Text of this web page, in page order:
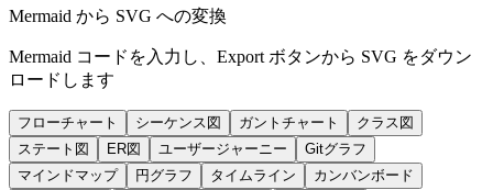
Mermaid から SVG への変換
Mermaid コードを入力し、Export ボタンから SVG をダウン
ロードします
フローチャート シーケンス図 ガントチャート
クラス図
ステート図
ER図 ユーザージャーニー
Gitグラフ
マインドマップ
円グラフ タイムライン
カンバンボード